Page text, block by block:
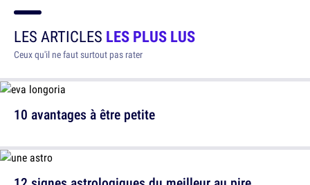
LES ARTICLES LES PLUS LUS
Ceux qu'il ne faut surtout pas rater
10 avantages à être petite